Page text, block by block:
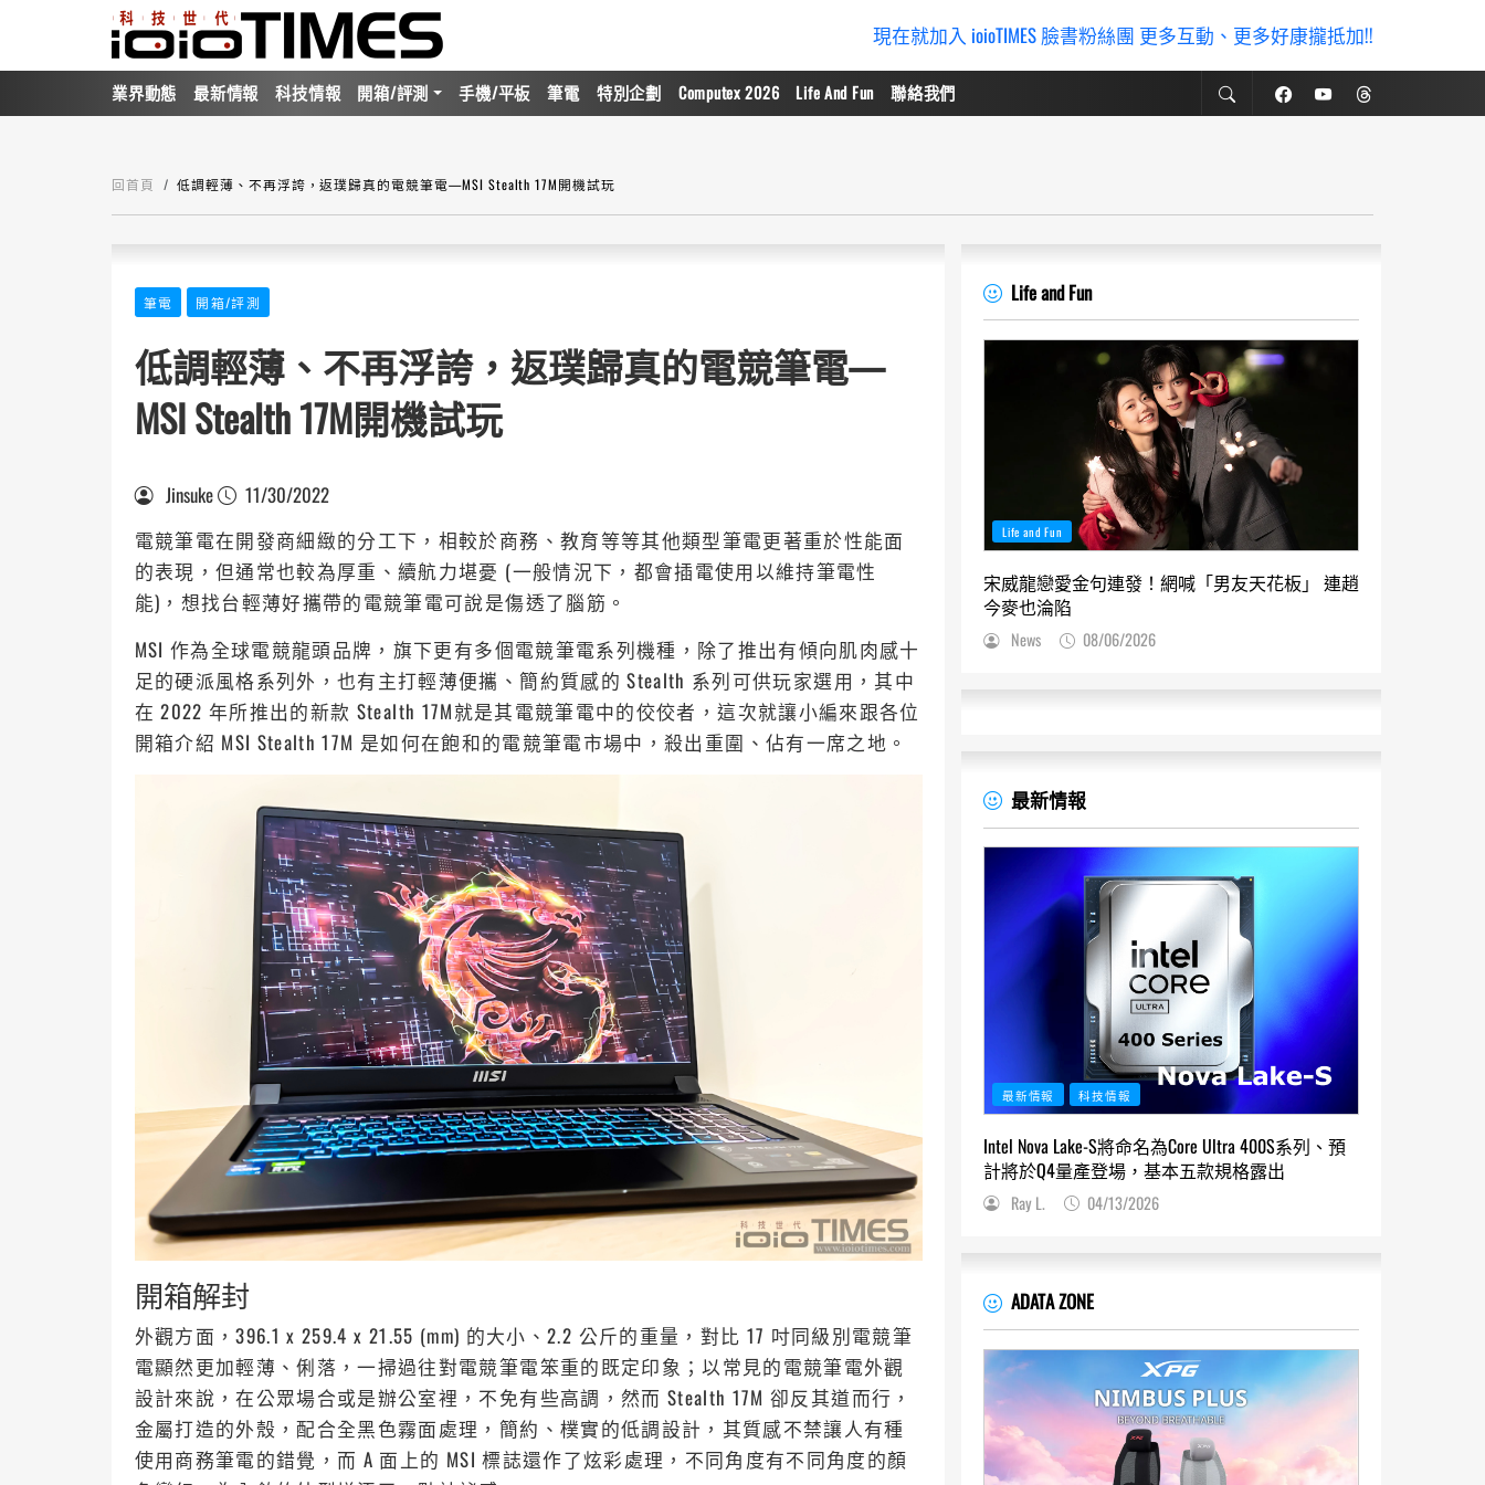
現在就加入 ioioTIMES 臉書粉絲團 更多互動、更多好康攏抵加!!
業界動態 最新情報 科技情報 開箱/評測 手機/平板 筆電 特別企劃 Computex 2026 Life And Fun 聯絡我們
回首頁 低調輕薄、不再浮誇，返璞歸真的電競筆電—MSI Stealth 17M開機試玩
筆電 開箱/評測
低調輕薄、不再浮誇，返璞歸真的電競筆電—
MSI Stealth 17M開機試玩
Jinsuke
11/30/2022
電競筆電在開發商細緻的分工下，相較於商務、教育等等其他類型筆電更著重於性能面
的表現，但通常也較為厚重、續航力堪憂 (一般情況下，都會插電使用以維持筆電性
能)，想找台輕薄好攜帶的電競筆電可說是傷透了腦筋。
MSI 作為全球電競龍頭品牌，旗下更有多個電競筆電系列機種，除了推出有傾向肌肉感十
足的硬派風格系列外，也有主打輕薄便攜、簡約質感的 Stealth 系列可供玩家選用，其中
在 2022 年所推出的新款 Stealth 17M就是其電競筆電中的佼佼者，這次就讓小編來跟各位
開箱介紹 MSI Stealth 17M 是如何在飽和的電競筆電市場中，殺出重圍、佔有一席之地。
開箱解封
外觀方面，396.1 x 259.4 x 21.55 (mm) 的大小、2.2 公斤的重量，對比 17 吋同級別電競筆
電顯然更加輕薄、俐落，一掃過往對電競筆電笨重的既定印象；以常見的電競筆電外觀
設計來說，在公眾場合或是辦公室裡，不免有些高調，然而 Stealth 17M 卻反其道而行，
金屬打造的外殼，配合全黑色霧面處理，簡約、樸實的低調設計，其質感不禁讓人有種
使用商務筆電的錯覺，而 A 面上的 MSI 標誌還作了炫彩處理，不同角度有不同角度的顏
Life and Fun
Life and Fun
宋威龍戀愛金句連發！網喊「男友天花板」 連趙
今麥也淪陷
News 08/06/2026
最新情報
最新情報 科技情報
Intel Nova Lake-S將命名為Core Ultra 400S系列、預
計將於Q4量產登場，基本五款規格露出
Ray L. 04/13/2026
ADATA ZONE